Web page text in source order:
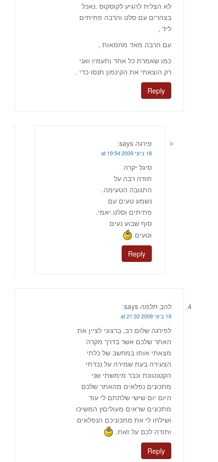
לא הצליח להגיע לקוסקוס .נאכל
בצהרים עם סלט והרבה פתיתים
ליד ,
עם הרבה מאד מחמאות ,
כמו שאמרת כל אחד ותעמיו ואני
רק הוצאתי את הקינמון תנסו כדי .
Reply
פירגה says:
18 ביוני 2009 at 19:54
סיגל יקרה
תודה רבה על
התגובה הטעימה.
נשמע טעים עם
פתיתים וסלט.יאמי.
סוף שבוע נעים
וטעים
Reply
להב תלמה says:
19 ביוני 2009 at 21:33
לפירגה שלום רב, ברצוני לציין את
האתר שלכם אשר בדרך מקרה
מצאתי אותו במחשב של כלתי
הצעירה בעת שמירה על נכדתי
הקטנטונת וכבר מימשתי שני
מתכונים נפלאים מהאתר שלכם
היום יום שישי שלחתם לי עוד
מתכונים שראים מעוליםץ המשיכו
ושילחו לי את מתכוניכם הנפלאים
ותודה לכם על זאת.
Reply